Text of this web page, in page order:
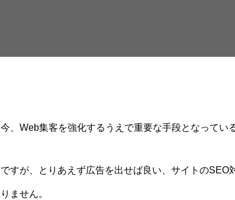
今、Web集客を強化するうえで重要な手段となってい
ですが、とりあえず広告を出せば良い、サイトの
りません。